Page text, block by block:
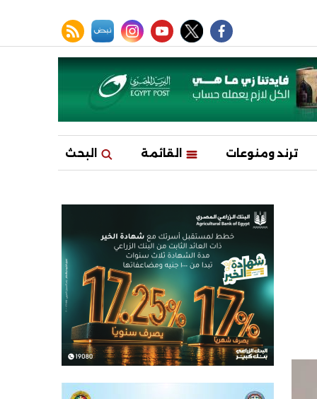
facebook
twitter
youtube
instagram
نبض rss feed
ترند ومنوعات القائمة البحث